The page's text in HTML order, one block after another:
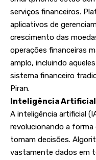
serviços financeiros.
aplicativos de
crescimento das
operações financeiras
amplo, incluindo
sistema financeiro
Piran.
Inteligência Artificial
A inteligência artificial
revolucionando a
tomam decisões.
vastamente dados em